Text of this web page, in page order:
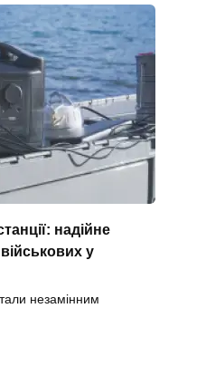
надійне
у
незамінним